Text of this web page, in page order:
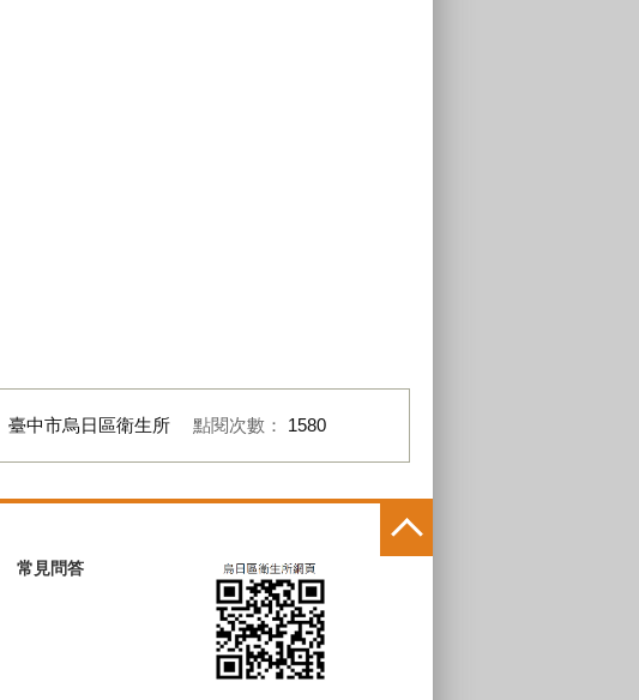
臺中市烏日區衛生所 點閱次數： 1580
常見問答